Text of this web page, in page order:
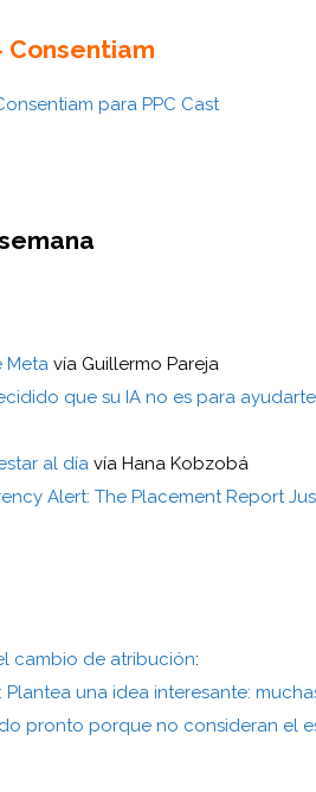
Consentiam
para PPC Cast
Meta vía Guillermo Pareja
que su IA no es para
al día vía Hana Kobzobá
Alert: The Placement Report
cambio de atribución:
Plantea una idea interesante:
pronto porque no consideran el